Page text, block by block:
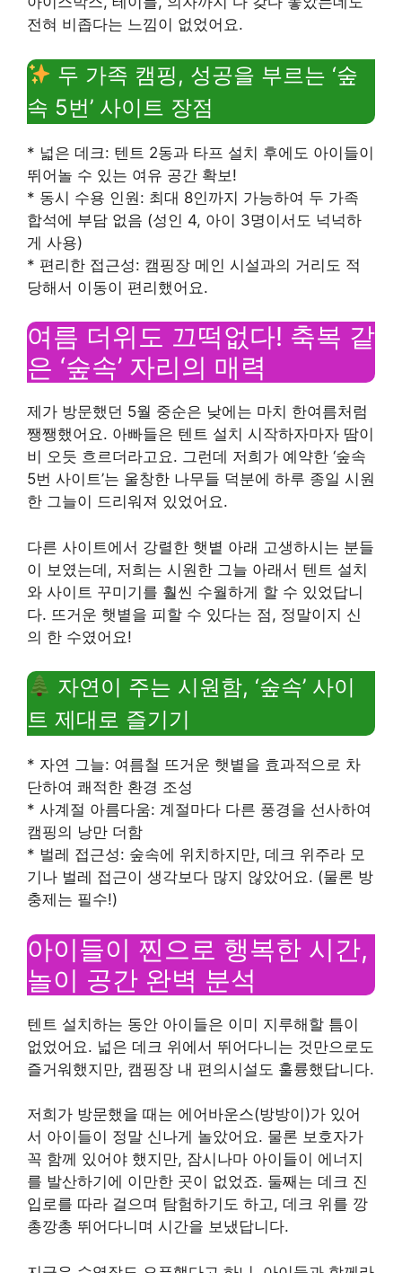
전혀 비좁다는 느낌이 없었어요.
두 가족 캠핑, 성공을 부르는 ‘숲
속 5번’ 사이트 장점
* 넓은 데크: 텐트 2동과 타프 설치 후에도 아이들이
뛰어놀 수 있는 여유 공간 확보!
* 동시 수용 인원: 최대 8인까지 가능하여 두 가족
합석에 부담 없음 (성인 4, 아이 3명이서도 넉넉하
게 사용)
* 편리한 접근성: 캠핑장 메인 시설과의 거리도 적
당해서 이동이 편리했어요.
여름 더위도 끄떡없다! 축복 같
은 ‘숲속’ 자리의 매력
제가 방문했던 5월 중순은 낮에는 마치 한여름처럼
쨍쨍했어요. 아빠들은 텐트 설치 시작하자마자 땀이
비 오듯 흐르더라고요. 그런데 저희가 예약한 ‘숲속
5번 사이트’는 울창한 나무들 덕분에 하루 종일 시원
한 그늘이 드리워져 있었어요.
다른 사이트에서 강렬한 햇볕 아래 고생하시는 분들
이 보였는데, 저희는 시원한 그늘 아래서 텐트 설치
와 사이트 꾸미기를 훨씬 수월하게 할 수 있었답니
다. 뜨거운 햇볕을 피할 수 있다는 점, 정말이지 신
의 한 수였어요!
자연이 주는 시원함, ‘숲속’ 사이
트 제대로 즐기기
* 자연 그늘: 여름철 뜨거운 햇볕을 효과적으로 차
단하여 쾌적한 환경 조성
* 사계절 아름다움: 계절마다 다른 풍경을 선사하여
캠핑의 낭만 더함
* 벌레 접근성: 숲속에 위치하지만, 데크 위주라 모
기나 벌레 접근이 생각보다 많지 않았어요. (물론 방
충제는 필수!)
아이들이 찐으로 행복한 시간,
놀이 공간 완벽 분석
텐트 설치하는 동안 아이들은 이미 지루해할 틈이
없었어요. 넓은 데크 위에서 뛰어다니는 것만으로도
즐거워했지만, 캠핑장 내 편의시설도 훌륭했답니다.
저희가 방문했을 때는 에어바운스(방방이)가 있어
서 아이들이 정말 신나게 놀았어요. 물론 보호자가
꼭 함께 있어야 했지만, 잠시나마 아이들이 에너지
를 발산하기에 이만한 곳이 없었죠. 둘째는 데크 진
입로를 따라 걸으며 탐험하기도 하고, 데크 위를 깡
총깡총 뛰어다니며 시간을 보냈답니다.